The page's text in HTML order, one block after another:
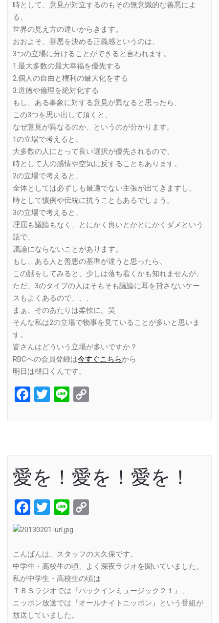
時として、意見が対立するのもその無意識的な善悪によ
る、
世界の見え方の違いからきます。
おおよそ、善悪を決める正義感というのは、
3つの立場に分けることができると言われます。
1.最大多数の最大幸福を優先する
2.個人の自由と権利の最大化をする
3.道徳や倫理を絶対化する
もし、ある事象に対する意見が異なると思ったら、
この3つを思い出して頂くと、
なぜ意見が異なるのか、というのが分かります。
1の立場で考えると、
大多数の人にとって良い選択が優先されるので、
時として人の感情や空気に反することもあります。
2の立場で考えると、
全体としては必ずしも最適でない主張が出てきますし、
時として慣例や伝統に抗うこともあるでしょう。
3の立場で考えると、
理屈も議論もなく、とにかく良いとかとにかくダメという
話で、
議論にならないことがあります。
もし、ある人と善悪の基準が違うと思ったら、
この話をしてみると、少しは落ち着くかも知れませんが、
ただ、3のタイプの人はそもそも議論に耳を貸さないケー
スもよくあるので、、、
まぁ、そのあたりは柔軟に。笑
そんな私は2の立場で物事を見ていることが多いと思いま
す。
皆さんはどういう立場が多いですか？
RBCへの会員登録は今すぐこちらから
明日は樋口くんです。
Facebook
Twitter
Line
愛を！愛を！愛を！
Facebook
Twitter
Line
こんばんは、スタッフの大久保です。
中学生・高校生の頃、よく深夜ラジオを聞いていました。
私が中学生・高校生の頃は
ＴＢＳラジオでは『パックインミュージック２１』、
ニッポン放送では『オールナイトニッポン』という番組が
放送していました。